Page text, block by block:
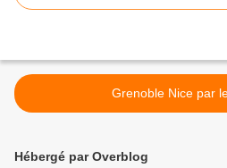
Hébergé par Overblog